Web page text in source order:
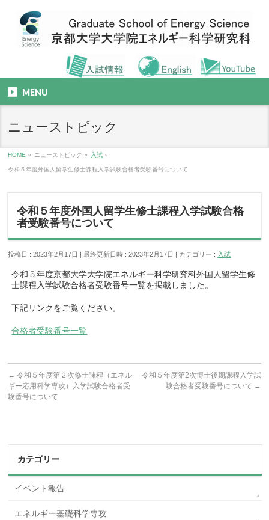
MENU
ニューストピック
HOME » ニューストピック » 入試 »
令和５年度外国人留学生修士課程入学試験合格者受験番号について
令和５年度外国人留学生修士課程入学試験合格
者受験番号について
投稿日 : 2023年2月17日 最終更新日時 : 2023年2月17日 カテゴリー : 入試
令和５年度京都大学大学院エネルギー科学研究科外国人留学生修
士課程入学試験合格者受験番号一覧を掲載しました。
下記リンクをご覧ください。
合格者受験番号一覧
← 令和５年度第２次修士課程（エネル
ギー応用科学専攻）入学試験合格者受
験番号について
令和５年度第2次博士後期課程入学試
験合格者受験番号について →
カテゴリー
イベント報告
エネルギー基礎科学専攻